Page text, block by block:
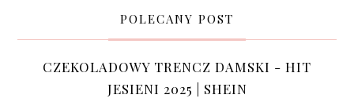
POLECANY POST
CZEKOLADOWY TRENCZ DAMSKI - HIT
JESIENI 2025 | SHEIN